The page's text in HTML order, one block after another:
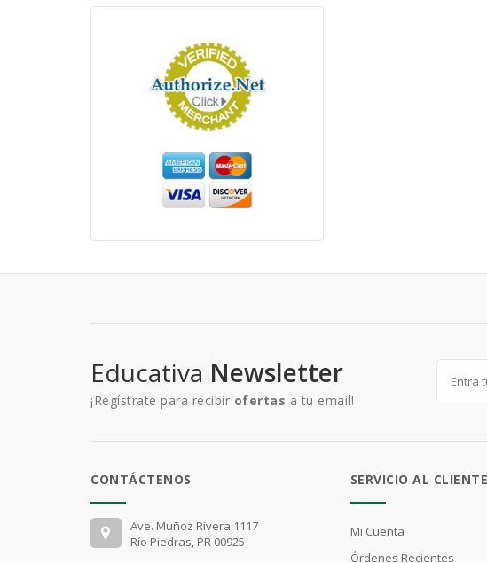
Educativa Newsletter
¡Regístrate para recibir ofertas a tu email!
CONTÁCTENOS
Ave. Muñoz Rivera 1117
Río Piedras, PR 00925
SERVICIO AL CLIENTE
Mi Cuenta
Órdenes Recientes